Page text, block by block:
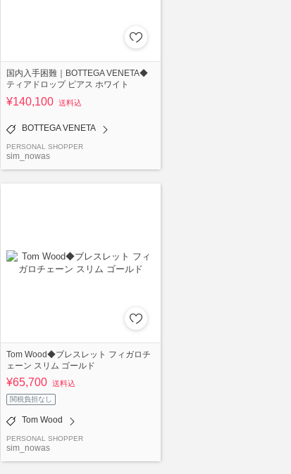
国内入手困難｜BOTTEGA VENETA◆
ティアドロップ ピアス ホワイト
¥140,100 送料込
BOTTEGA VENETA
PERSONAL SHOPPER
sim_nowas
Tom Wood◆ブレスレット フィガロチ
ェーン スリム ゴールド
¥65,700 送料込
関税負担なし
Tom Wood
PERSONAL SHOPPER
sim_nowas